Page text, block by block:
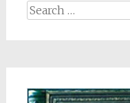
Search
for: